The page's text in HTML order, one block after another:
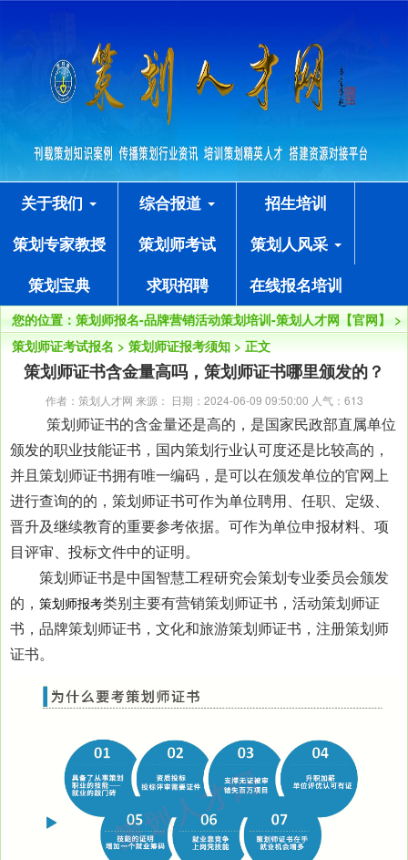
关于我们 综合报道
招生培训
策划专家教授
策划师考试
策划人风采
策划宝典
求职招聘 在线报名培训
您的位置： 策划师报名-品牌营销活动策划培训-策划人才网【官网】
>
策划师证考试报名 > 策划师证报考须知 > 正文
策划师证书含金量高吗，策划师证书哪里颁发的？
作者：策划人才网 来源： 日期：2024-06-09 09:50:00 人气： 613
策划师证书的含金量还是高的，是国家民政部直属单位
颁发的职业技能证书，国内策划行业认可度还是比较高的，
并且策划师证书拥有唯一编码，是可以在颁发单位的官网上
进行查询的的，策划师证书可作为单位聘用、任职、定级、
晋升及继续教育的重要参考依据。可作为单位申报材料、项
目评审、投标文件中的证明。
策划师证书是中国智慧工程研究会策划专业委员会颁发
的， 策划师报考类别主要有营销策划师证书，活动策划师证
书，品牌策划师证书，文化和旅游策划师证书，注册策划师
证书。